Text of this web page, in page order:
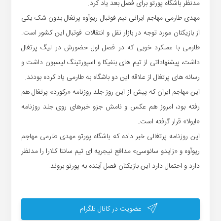
مدنظر باشگاه پورتو برای فصل بعد یاد کرد.
مهدی طارمی مهاجم ایرانی تیم فوتبال ریوآوه پرتغال بدون شک یکی
از بازیکنان مورد توجه در بازار نقل و انتقالات فوتبال این کشور است.
طارمی با عملکرد خوبی که در فصل اول حضورش در لیگ پرتغال
داشت، پیشنهاداتی از تیم های بنفیکا و اسپورتینگ لیسبون داشت و
رسانه های پرتغال از علاقه این دو باشگاه به طارمی یاد کرده بودند.
این مهاجم ایران که پیش از این روز جلد روزنامه «رکورد» پرتغال هم
رفته بود، امروز هم عکس و نامش جزو خبرهای روی جلد روزنامه
«ابولا» قرار گرفته است.
این روزنامه پرتغالی خبر داده که باشگاه پورتو مهدی طارمی مهاجم
ریوآوه و «زایدو سانوسی» مدافع نیجریه ای تیم سانتا کلارا را مدنظر
دارد و احتمال دارد این بازیکنان فصل آینده به پورتو بروند.
عضویت در کانال تلگرام